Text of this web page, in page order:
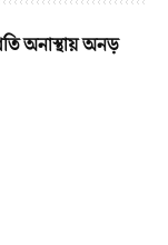
অনাস্থায় অনড়